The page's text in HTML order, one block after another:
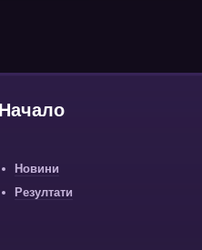
Начало
Новини
Резултати